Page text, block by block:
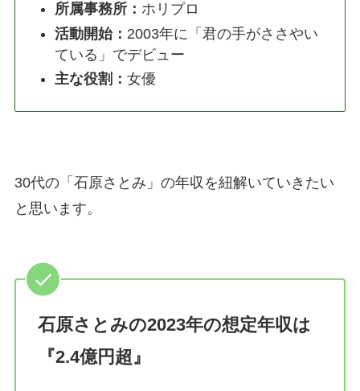
所属事務所： ホリプロ
活動開始： 2003年に「君の手がささやい
ている」でデビュー
主な役割：女優
30代の「石原さとみ」の年収を紐解いていきたい
と思います。
石原さとみの2023年の想定年収は
『2.4億円超』